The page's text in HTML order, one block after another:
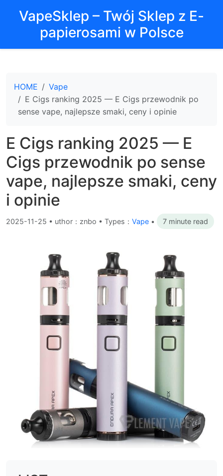
VapeSklep – Twój Sklep z E-
papierosami w Polsce
HOME
Vape
E Cigs ranking 2025 — E Cigs przewodnik po
sense vape, najlepsze smaki, ceny i opinie
E Cigs ranking 2025 — E
Cigs przewodnik po sense
vape, najlepsze smaki, ceny
i opinie
2025-11-25 • uthor：znbo • Types： Vape • 7 minute read